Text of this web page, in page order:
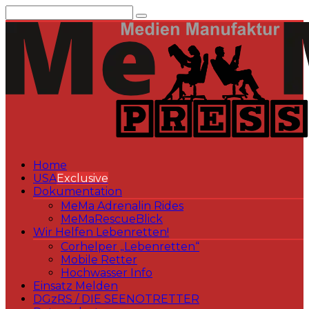
Inhalt
springen
Home
USAExclusive
Dokumentation
MeMa Adrenalin Rides
MeMaRescueBlick
Wir Helfen Lebenretten!
Corhelper „Lebenretten“
Mobile Retter
Hochwasser Info
Einsatz Melden
DGzRS / DIE SEENOTRETTER